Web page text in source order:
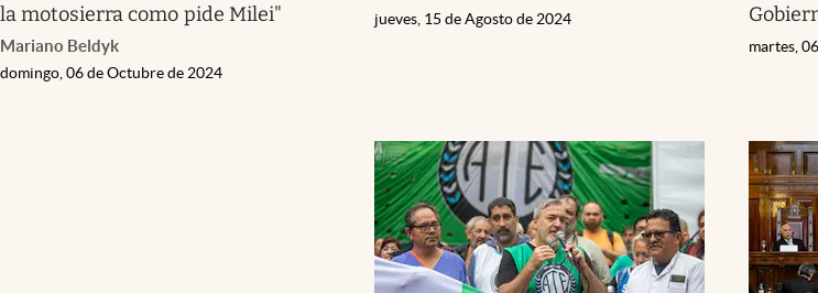
la motosierra como pide Milei"
Mariano Beldyk
domingo, 06 de Octubre de 2024
jueves, 15 de Agosto de 2024
martes,